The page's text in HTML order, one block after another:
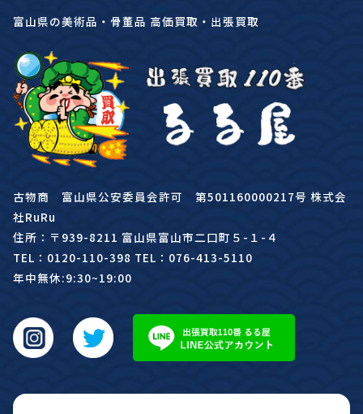
富山県の美術品・骨董品 高価買取・出張買取
古物商 富山県公安委員会許可 第501160000217号 株式会
社RuRu
住所：〒939-8211 富山県富山市二口町５-１-４
TEL：0120-110-398 TEL：076-413-5110
年中無休:9:30~19:00